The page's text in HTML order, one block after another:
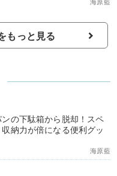
海原藍
もっと見る
の下駄箱から脱却！スペ
納力が倍になる便利グッ
海原藍